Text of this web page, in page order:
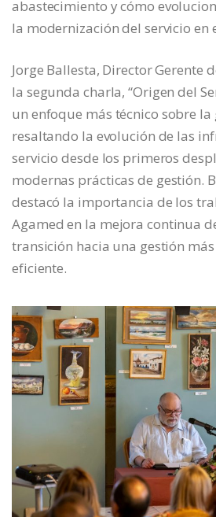
abastecimiento y cómo
la modernización del servicio en
Jorge Ballesta, Director Gerente
la segunda charla, “Origen del
un enfoque más técnico sobre
resaltando la evolución de las
servicio desde los primeros
modernas prácticas de gestión.
destacó la importancia de los
Agamed en la mejora continua
transición hacia una gestión
eficiente.